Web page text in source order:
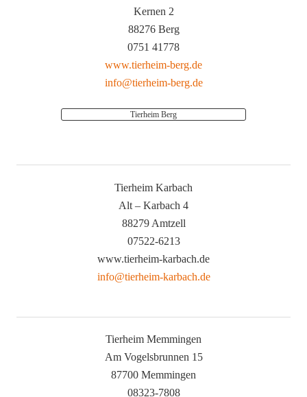
Kernen 2
88276 Berg
0751 41778
www.tierheim-berg.de
info@tierheim-berg.de
Tierheim Berg
Tierheim Karbach
Alt – Karbach 4
88279 Amtzell
07522-6213
www.tierheim-karbach.de
info@tierheim-karbach.de
Tierheim Memmingen
Am Vogelsbrunnen 15
87700 Memmingen
08323-7808